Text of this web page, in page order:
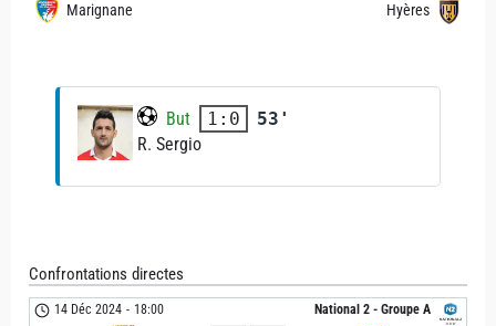
Marignane Hyères
But 1:0
53'
R. Sergio
Confrontations directes
National 2 - Groupe A
14 Déc 2024 - 18:00